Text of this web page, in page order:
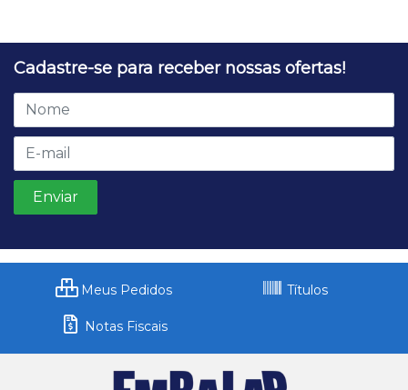
Cadastre-se para receber nossas ofertas!
Meus Pedidos Títulos
Notas Fiscais